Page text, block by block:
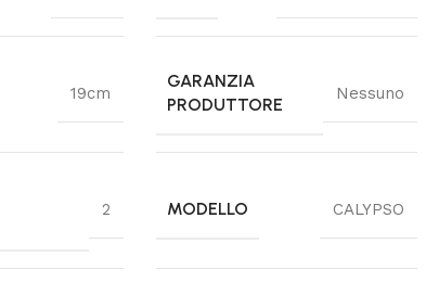
19cm
GARANZIA
PRODUTTORE
Nessuno
2 MODELLO CALYPSO